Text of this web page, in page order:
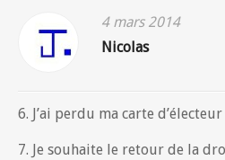
4 mars 2014
Nicolas
6. J’ai perdu ma carte
7. Je souhaite le retour de la